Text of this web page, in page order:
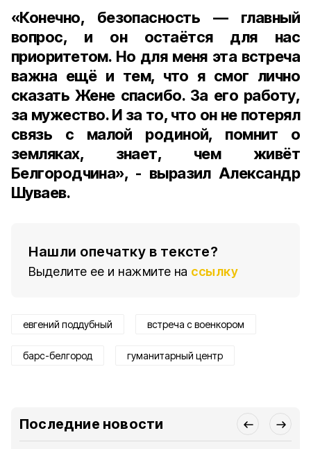
«Конечно, безопасность — главный
вопрос, и он остаётся для нас
приоритетом. Но для меня эта встреча
важна ещё и тем, что я смог лично
сказать Жене спасибо. За его работу,
за мужество. И за то, что он не потерял
связь с малой родиной, помнит о
земляках, знает, чем живёт
Белгородчина», - выразил Александр
Шуваев.
Нашли опечатку в тексте?
Выделите ее и нажмите на ссылку
евгений поддубный встреча с военкором
барс-белгород гуманитарный центр
Последние новости